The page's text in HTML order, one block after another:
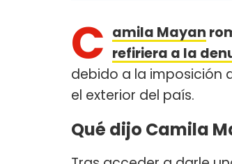
C amila Mayan
refiriera a la
debido a la imposición
el exterior del país.
Qué dijo Camila